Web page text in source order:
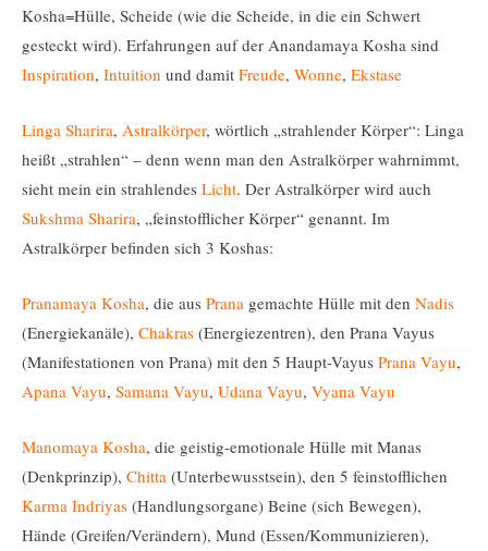
Kosha=Hülle, Scheide (wie die Scheide, in die ein Schwert
gesteckt wird). Erfahrungen auf der Anandamaya Kosha sind
Inspiration, Intuition und damit Freude, Wonne, Ekstase
Linga Sharira, Astralkörper, wörtlich „strahlender Körper“: Linga
heißt „strahlen“ – denn wenn man den Astralkörper wahrnimmt,
sieht mein ein strahlendes Licht. Der Astralkörper wird auch
Sukshma Sharira, „feinstofflicher Körper“ genannt. Im
Astralkörper befinden sich 3 Koshas:
Pranamaya Kosha, die aus Prana gemachte Hülle mit den Nadis
(Energiekanäle), Chakras (Energiezentren), den Prana Vayus
(Manifestationen von Prana) mit den 5 Haupt-Vayus Prana Vayu,
Apana Vayu, Samana Vayu, Udana Vayu, Vyana Vayu
Manomaya Kosha, die geistig-emotionale Hülle mit Manas
(Denkprinzip), Chitta (Unterbewusstsein), den 5 feinstofflichen
Karma Indriyas (Handlungsorgane) Beine (sich Bewegen),
Hände (Greifen/Verändern), Mund (Essen/Kommunizieren),